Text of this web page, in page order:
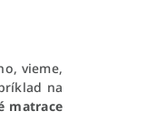
vieme,
na
matrace